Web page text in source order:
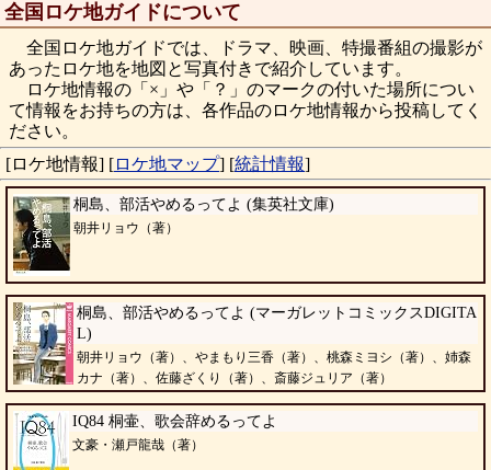
全国ロケ地ガイドについて
全国ロケ地ガイドでは、ドラマ、映画、特撮番組の撮影が
あったロケ地を地図と写真付きで紹介しています。
ロケ地情報の「×」や「？」のマークの付いた場所につい
て情報をお持ちの方は、各作品のロケ地情報から投稿してく
ださい。
[ロケ地情報] [ロケ地マップ] [統計情報]
桐島、部活やめるってよ (集英社文庫)
朝井リョウ（著）
桐島、部活やめるってよ (マーガレットコミックスDIGITA
L)
朝井リョウ（著）、やまもり三香（著）、桃森ミヨシ（著）、姉森
カナ（著）、佐藤ざくり（著）、斎藤ジュリア（著）
IQ84 桐壷、歌会辞めるってよ
文豪・瀬戸龍哉（著）